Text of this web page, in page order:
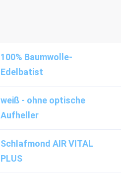
100% Baumwolle-
Edelbatist
weiß - ohne optische
Aufheller
Schlafmond AIR VITAL
PLUS